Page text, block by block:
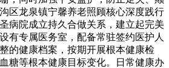
区龙泉镇宁馨养老照顾核心深度践行
病院成立持久合做关系，建立起完美
有专属医务室，配备常驻签约医护人
的健康档案，按期开展根本健康检
糖等根本健康目标变化。日常健康办